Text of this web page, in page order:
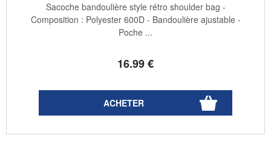
16.99€
Sacoche bandoulière style rétro shoulder bag -
Composition : Polyester 600D - Bandoulière ajustable -
Poche ...